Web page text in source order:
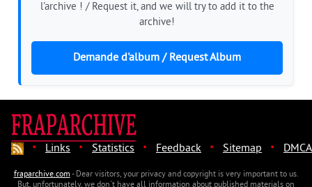
l'archive ! / Request it, and we will try to add it to the
archive!
Demande d'album / Request Album
· Links · Statistics · Feedback · Sitemap · DMCA
fraparchive.com- Dear visitors, your privacy and copyright is very important to us.